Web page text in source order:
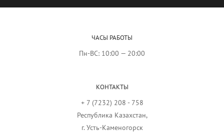
ЧАСЫ РАБОТЫ
Пн-ВС: 10:00 — 20:00
КОНТАКТЫ
+ 7 (7232) 208 - 758
Республика Казахстан,
г. Усть-Каменогорск